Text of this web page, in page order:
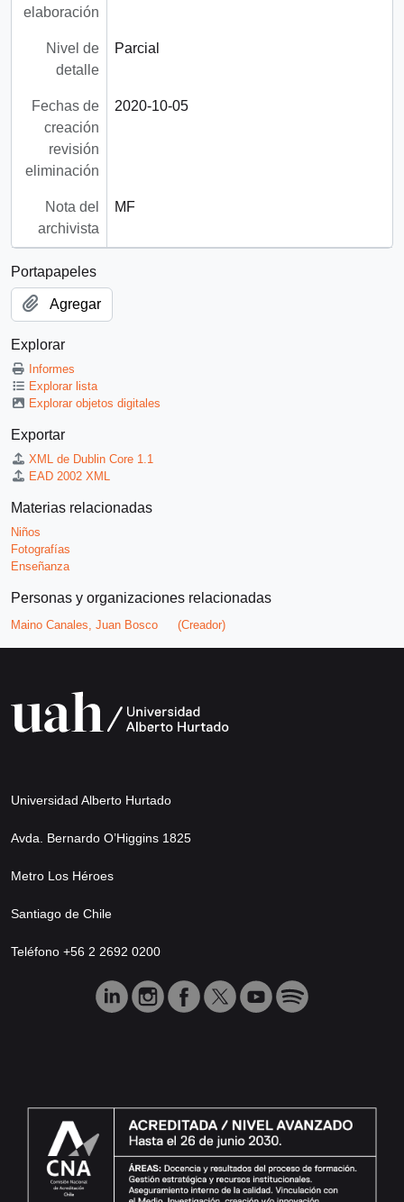
elaboración
Nivel de
detalle
Parcial
Fechas de
creación
revisión
eliminación
2020-10-05
Nota del
archivista
MF
Portapapeles
Agregar
Explorar
Informes
Explorar lista
Explorar objetos digitales
Exportar
XML de Dublin Core 1.1
EAD 2002 XML
Materias relacionadas
Niños
Fotografías
Enseñanza
Personas y organizaciones relacionadas
Maino Canales, Juan Bosco (Creador)
Universidad Alberto Hurtado
Avda. Bernardo O’Higgins 1825
Metro Los Héroes
Santiago de Chile
Teléfono +56 2 2692 0200